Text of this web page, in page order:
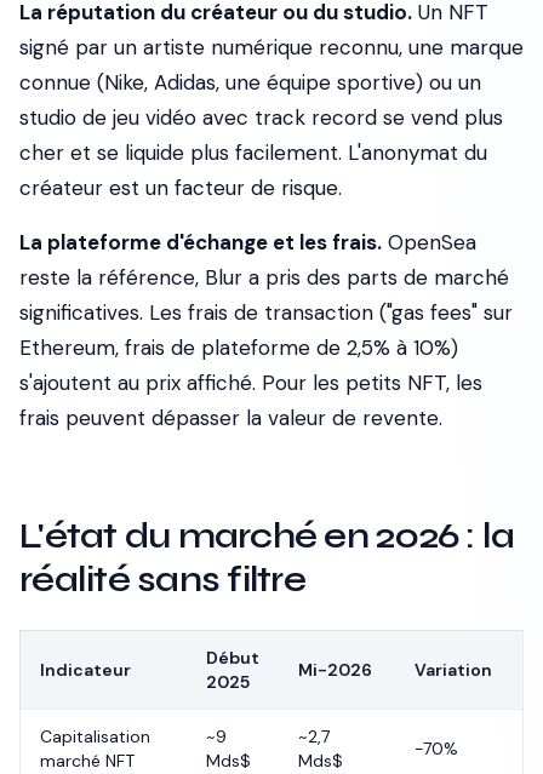
La réputation du créateur ou du studio. Un NFT
signé par un artiste numérique reconnu, une marque
connue (Nike, Adidas, une équipe sportive) ou un
studio de jeu vidéo avec track record se vend plus
cher et se liquide plus facilement. L'anonymat du
créateur est un facteur de risque.
La plateforme d'échange et les frais. OpenSea
reste la référence, Blur a pris des parts de marché
significatives. Les frais de transaction ("gas fees" sur
Ethereum, frais de plateforme de 2,5% à 10%)
s'ajoutent au prix affiché. Pour les petits NFT, les
frais peuvent dépasser la valeur de revente.
L'état du marché en 2026 : la
réalité sans filtre
Indicateur
Début
2025
Mi-2026 Variation
Capitalisation
marché NFT
~9
Mds$
~2,7
Mds$
-70%